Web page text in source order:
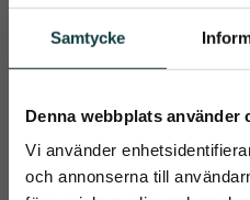
Samtycke
Denna webbplats använder
Vi använder
och annonserna till
Träns Globus Ulrika
nosgrimma. Fårskinn på
949kr